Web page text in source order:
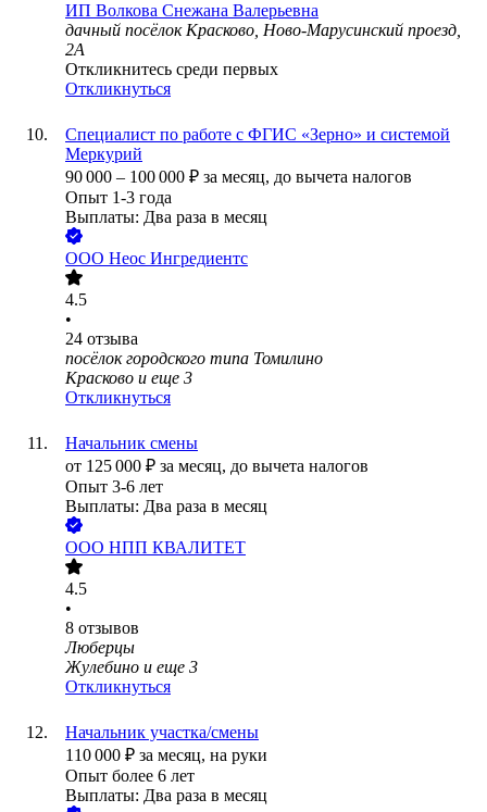
ИП Волкова Снежана Валерьевна
дачный посёлок Красково, Ново-Марусинский проезд,
2А
Откликнитесь среди первых
Откликнуться
Специалист по работе с ФГИС «Зерно» и системой
Меркурий
90 000 – 100 000 ₽ за месяц, до вычета налогов
Опыт 1-3 года
Выплаты: Два раза в месяц
ООО Неос Ингредиентс
4.5
•
24 отзыва
посёлок городского типа Томилино
Красково и еще 3
Откликнуться
Начальник смены
от 125 000 ₽ за месяц, до вычета налогов
Опыт 3-6 лет
Выплаты: Два раза в месяц
ООО НПП КВАЛИТЕТ
4.5
•
8 отзывов
Люберцы
Жулебино и еще 3
Откликнуться
Начальник участка/смены
110 000 ₽ за месяц, на руки
Опыт более 6 лет
Выплаты: Два раза в месяц